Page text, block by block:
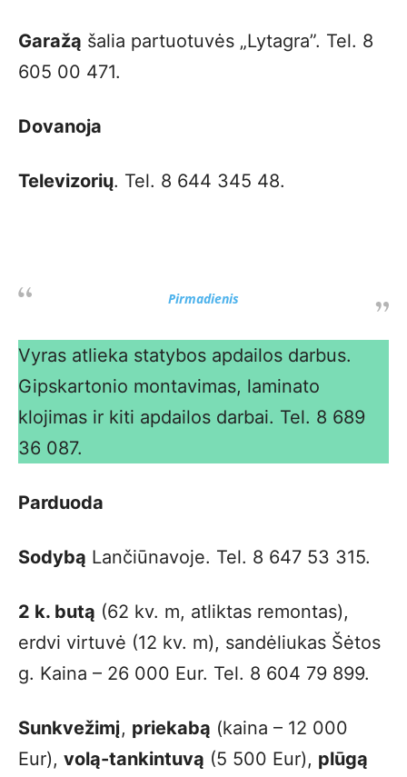
Garažą šalia partuotuvės „Lytagra”. Tel. 8
605 00 471.
Dovanoja
Televizorių. Tel. 8 644 345 48.
Pirmadienis
Vyras atlieka statybos apdailos darbus.
Gipskartonio montavimas, laminato
klojimas ir kiti apdailos darbai. Tel. 8 689
36 087.
Parduoda
Sodybą Lančiūnavoje. Tel. 8 647 53 315.
2 k. butą (62 kv. m, atliktas remontas),
erdvi virtuvė (12 kv. m), sandėliukas Šėtos
g. Kaina – 26 000 Eur. Tel. 8 604 79 899.
Sunkvežimį, priekabą (kaina – 12 000
Eur), volą-tankintuvą (5 500 Eur), plūgą